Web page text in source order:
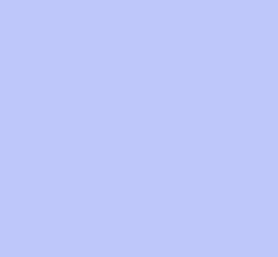
différents outils qui permettent